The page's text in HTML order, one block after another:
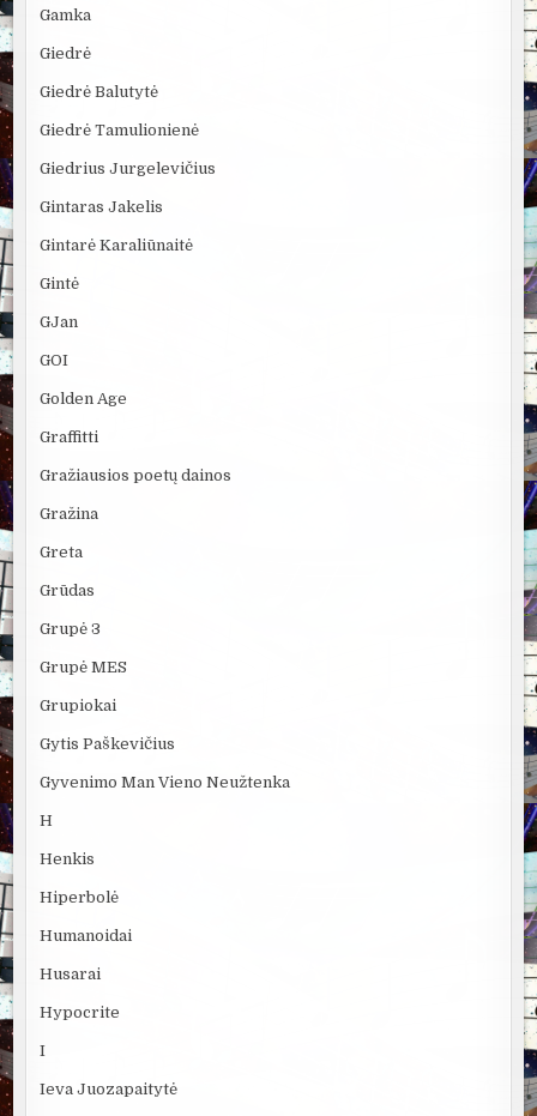
Gamka
Giedrė
Giedrė Balutytė
Giedrė Tamulionienė
Giedrius Jurgelevičius
Gintaras Jakelis
Gintarė Karaliūnaitė
Gintė
GJan
GOI
Golden Age
Graffitti
Gražiausios poetų dainos
Gražina
Greta
Grūdas
Grupė 3
Grupė MES
Grupiokai
Gytis Paškevičius
Gyvenimo Man Vieno Neužtenka
H
Henkis
Hiperbolė
Humanoidai
Husarai
Hypocrite
I
Ieva Juozapaitytė